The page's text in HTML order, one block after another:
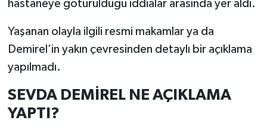
hastaneye götürüldüğü iddialar arasında yer aldı.
Yaşanan olayla ilgili resmi makamlar ya da
Demirel’in yakın çevresinden detaylı bir açıklama
yapılmadı.
SEVDA DEMİREL NE AÇIKLAMA
YAPTI?